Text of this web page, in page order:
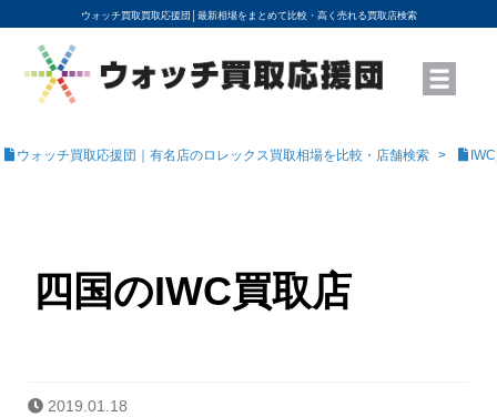
ウォッチ買取買取応援団│ 最新相場をまとめて比較・高く売れる買取店検索
YouTubeで動画を公開中
ROLEXモデル名から買取相場を調べる
高級時計ブランド名から買取相場を調べる
地域から買取店を探す
店舗名から買取店を探す
ブランド時計を高く売る方法
買取査定を依頼する
ウォッチ買取応援団｜有名店のロレックス買取相場を比較・店舗検索
四国のIWC買取店
2019.01.18